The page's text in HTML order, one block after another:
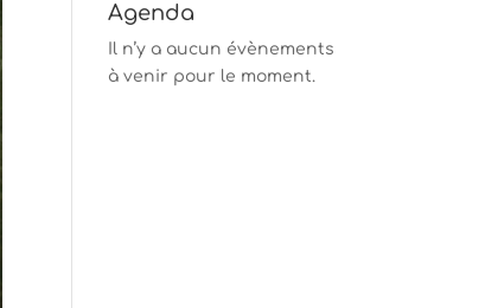
Agenda
Il n’y a aucun évènements
à venir pour le moment.